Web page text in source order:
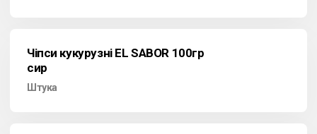
Чіпси кукурузні EL SABOR 100гр
сир
Штука